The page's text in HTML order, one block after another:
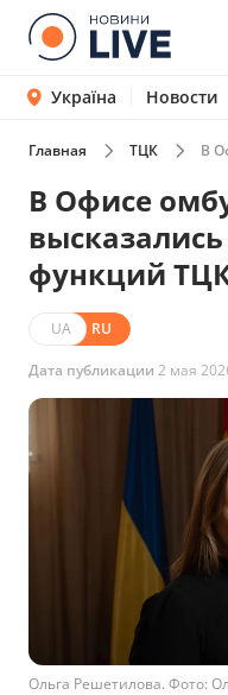
Україна Новости
Главная ТЦК В
В Офисе
функций
UA RU
Дата публикации 2 мая
Ольга Решетилова. Фото: